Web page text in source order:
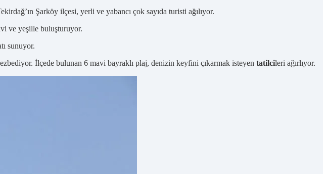
Şarköy ilçesi, yerli ve yabancı çok sayıda turisti ağılıyor.
ve yeşille buluşturuyor.
sunuyor.
İlçede bulunan 6 mavi bayraklı plaj, denizin keyfini çıkarmak isteyen tatilcileri ağırlıyor.